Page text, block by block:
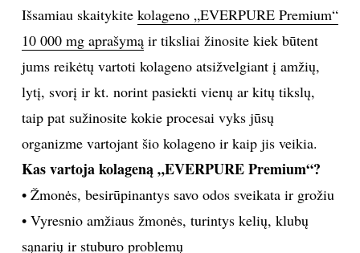
Išsamiau skaitykite kolageno „EVERPURE Premium“
10 000 mg aprašymąir tiksliai žinosite kiek būtent
jums reikėtų vartoti kolageno atsižvelgiant į amžių,
lytį, svorį ir kt. norint pasiekti vienų ar kitų tikslų,
taip pat sužinosite kokie procesai vyks jūsų
organizme vartojant šio kolageno ir kaip jis veikia.
Kas vartoja kolageną „EVERPURE Premium“?
• Žmonės, besirūpinantys savo odos sveikata ir grožiu
• Vyresnio amžiaus žmonės, turintys kelių, klubų
sąnarių ir stuburo problemų